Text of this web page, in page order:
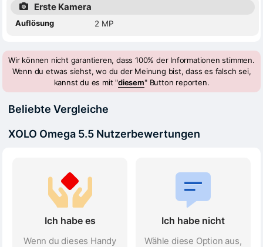
Erste Kamera
Auflösung 2 MP
Wir können nicht garantieren, dass 100% der Informationen stimmen.
Wenn du etwas siehst, wo du der Meinung bist, dass es falsch sei,
kannst du es mit "diesem" Button reporten.
Beliebte Vergleiche
XOLO Omega 5.5 Nutzerbewertungen
Ich habe es
Wenn du dieses Handy
Ich habe nicht
Wähle diese Option aus,